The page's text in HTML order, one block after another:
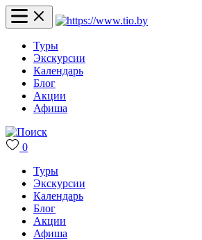
Туры
Экскурсии
Календарь
Блог
Акции
Афиша
0
Туры
Экскурсии
Календарь
Блог
Акции
Афиша